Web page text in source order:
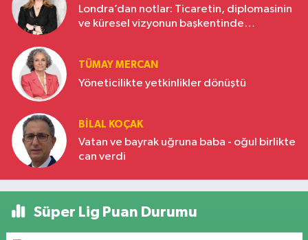
Londra’dan notlar: Ticaretin, diplomasinin
ve küresel vizyonun başkentinde
TÜMAY MERCAN
Yöneticilikte yetkinlikler dönüştü
BILAL KOÇAK
Vatan ve bayrak uğruna baba - oğul birlikte
can verdi
Süper Lig Puan Durumu